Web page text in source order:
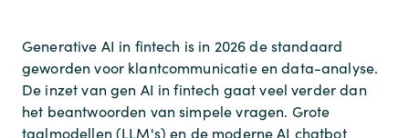
Generative AI in fintech is in 2026 de standaard
geworden voor klantcommunicatie en data-analyse.
De inzet van gen AI in fintech gaat veel verder dan
het beantwoorden van simpele vragen. Grote
taalmodellen (LLM's) en de moderne AI chatbot